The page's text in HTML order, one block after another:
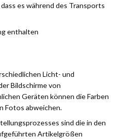
es während des Transports
enthalten
Licht- und
Bildschirme von
Geräten können die Farben
Fotos abweichen.
sind die in den
Artikelgrößen